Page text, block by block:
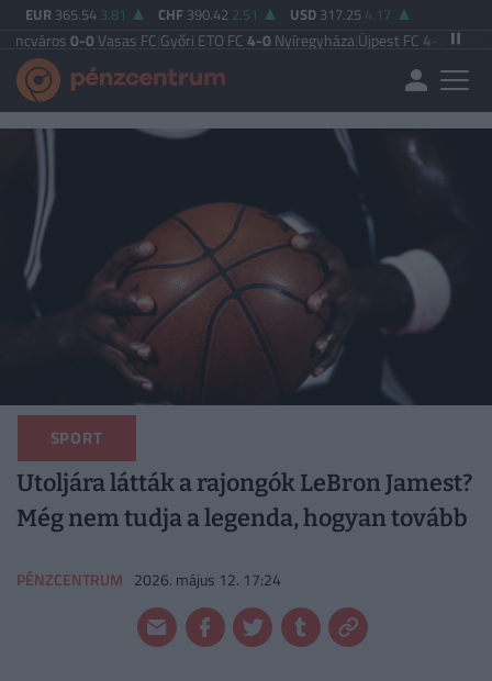
EUR 365.54 3.81 CHF 390.42 2.51 USD 317.25 4.17
Vasas FC|Győri ETO FC4-0Nyíregyháza|Újpest FC4-2Debreceni VSC
SPORT
Utoljára látták a rajongók LeBron Jamest?
Még nem tudja a legenda, hogyan tovább
PÉNZCENTRUM 2026. május 12. 17:24